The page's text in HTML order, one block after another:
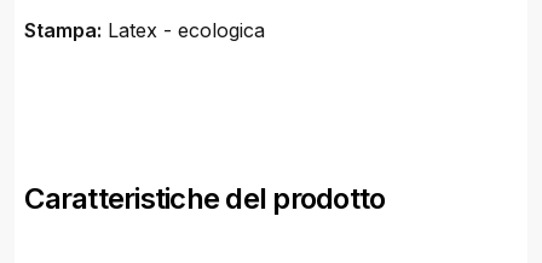
Stampa: Latex - ecologica
Caratteristiche del prodotto